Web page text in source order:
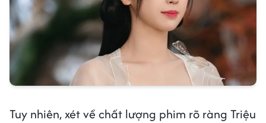
Tuy nhiên, xét về chất lượng phim rõ ràng Triệu